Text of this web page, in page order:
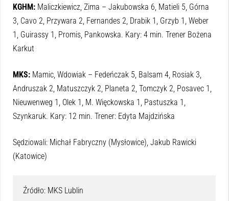
KGHM: Maliczkiewicz, Zima – Jakubowska 6, Matieli 5, Górna
3, Cavo 2, Przywara 2, Fernandes 2, Drabik 1, Grzyb 1, Weber
1, Guirassy 1, Promis, Pankowska. Kary: 4 min. Trener Bożena
Karkut
MKS: Mamic, Wdowiak – Fedeńczak 5, Balsam 4, Rosiak 3,
Andruszak 2, Matuszczyk 2, Planeta 2, Tomczyk 2, Posavec 1,
Nieuwenweg 1, Olek 1, M. Więckowska 1, Pastuszka 1,
Szynkaruk. Kary: 12 min. Trener: Edyta Majdzińska
Sędziowali: Michał Fabryczny (Mysłowice), Jakub Rawicki
(Katowice)
Źródło: MKS Lublin